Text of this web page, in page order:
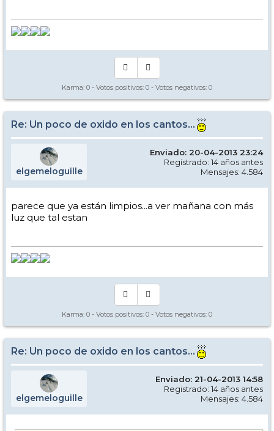
Karma: 0 - Votos positivos: 0 - Votos negativos: 0
Re: Un poco de oxido en los cantos...
elgemeloguille
Enviado: 20-04-2013 23:24
Registrado: 14 años antes
Mensajes: 4.584
parece que ya están limpios...a ver mañana con más
luz que tal estan
Karma: 0 - Votos positivos: 0 - Votos negativos: 0
Re: Un poco de oxido en los cantos...
elgemeloguille
Enviado: 21-04-2013 14:58
Registrado: 14 años antes
Mensajes: 4.584